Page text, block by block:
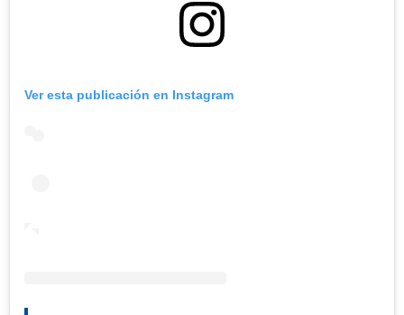
Ver esta publicación en Instagram